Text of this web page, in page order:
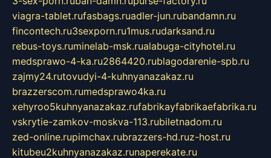
viagra-tablet.rufasbags.ruadler-jun.rubandamn.ru
fincontech.ru3sexporn.ru1mus.rudarksand.ru
rebus-toys.ruminelab-msk.rualabuga-cityhotel.ru
medsprawo-4-ka.ru2864420.rublagodarenie-spb.ru
zajmy24.rutovudyi-4-kuhnyanazakaz.ru
brazzerscom.rumedsprawo4ka.ru
xehyroo5kuhnyanazakaz.rufabrikayfabrikaefabrika.ru
vskrytie-zamkov-moskva-113.rubiletnadom.ru
zed-online.rupimchax.rubrazzers-hd.ruz-host.ru
kitubeu2kuhnyanazakaz.runaperekate.ru